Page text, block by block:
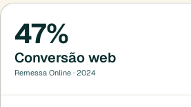
47%
Conversão web
Remessa Online · 2024